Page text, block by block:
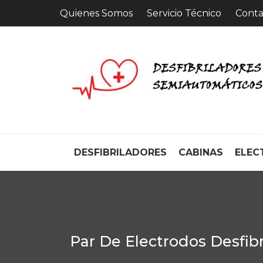
Quienes Somos Servicio Técnico
DESFIBRILADORES CABINAS
Par De Electrodos